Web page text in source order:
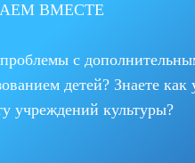
ВМЕСТЕ
с
детей? Знаете
учреждений культуры?